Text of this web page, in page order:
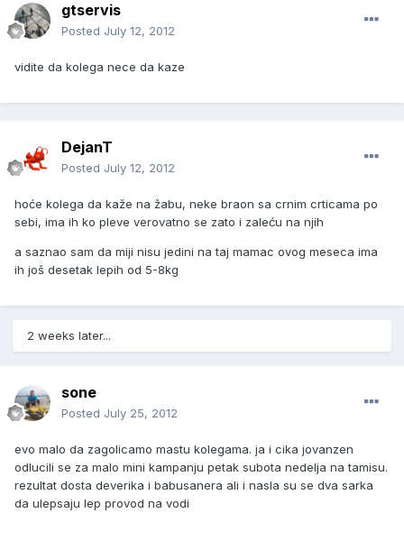
gtservis
Posted July 12, 2012
vidite da kolega nece da kaze
DejanT
Posted July 12, 2012
hoće kolega da kaže na žabu, neke braon sa crnim crticama po
sebi, ima ih ko pleve verovatno se zato i zaleću na njih
a saznao sam da miji nisu jedini na taj mamac ovog meseca ima
ih još desetak lepih od 5-8kg
2 weeks later...
sone
Posted July 25, 2012
evo malo da zagolicamo mastu kolegama. ja i cika jovanzen
odlucili se za malo mini kampanju petak subota nedelja na tamisu.
rezultat dosta deverika i babusanera ali i nasla su se dva sarka
da ulepsaju lep provod na vodi